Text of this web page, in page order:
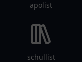
apolist
schullist